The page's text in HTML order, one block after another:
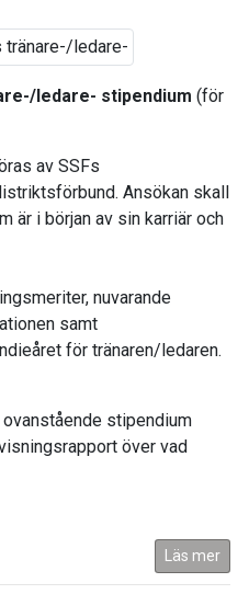
ledare- stipendium (för
av SSFs
Ansökan skall
är i början av sin karriär och
nuvarande
samt
för tränaren/ledaren.
stipendium
över vad
Läs mer